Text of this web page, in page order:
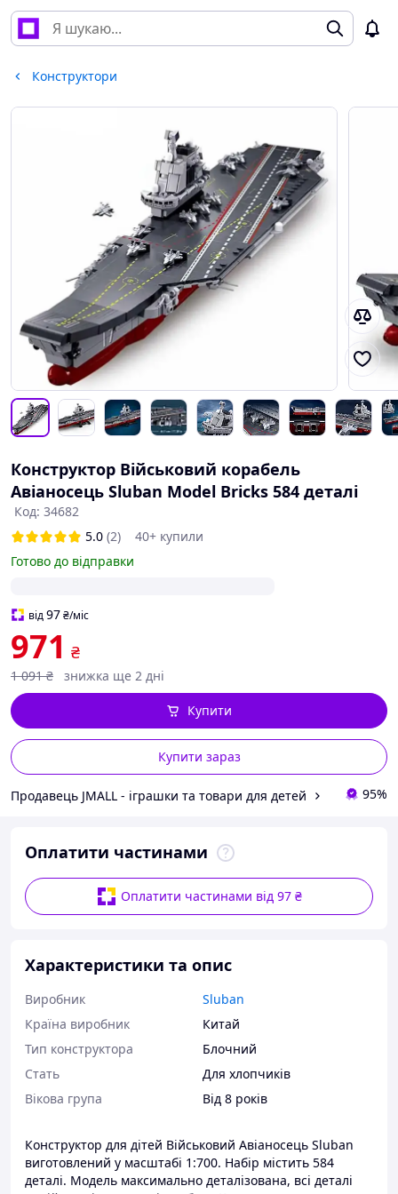
Конструктори
Конструктор Військовий корабель
Авіаносець Sluban Model Bricks 584 деталі
Код: 34682
5.0 (2)
40+ купили
Готово до відправки
від97₴/міс
971 ₴
1 091 ₴ знижка ще 2 дні
Купити зараз
Купити
Продавець JMALL - іграшки та товари для детей 95%
Оплатити частинами
Оплатити частинами від 97 ₴
Характеристики та опис
Виробник
Sluban
Країна виробник
Китай
Тип конструктора
Блочний
Стать
Для хлопчиків
Вікова група
Від 8 років
Конструктор для дітей Військовий Авіаносець Sluban
виготовлений у масштабі 1:700. Набір містить 584
деталі. Модель максимально деталізована, всі деталі